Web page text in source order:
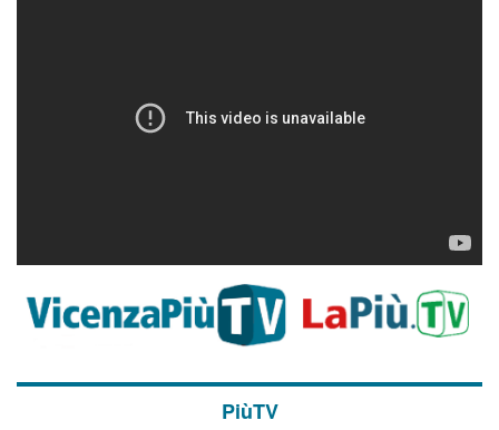
PiùTV